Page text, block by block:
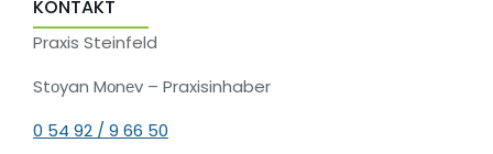
KONTAKT
Praxis Steinfeld
Stоyan Mоnеv – Praxisinhaber
0 54 92 / 9 66 50